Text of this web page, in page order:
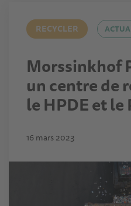
RECYCLER
Morssinkhof
un centre de
le HPDE et
16 mars 2023